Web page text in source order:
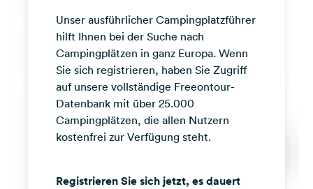
Media
Facebook
Instagram
Unser ausführlicher Campingplatzführer
hilft Ihnen bei der Suche nach
Campingplätzen in ganz Europa. Wenn
Sie sich registrieren, haben Sie Zugriff
auf unsere vollständige Freeontour-
Datenbank mit über 25.000
Campingplätzen, die allen Nutzern
kostenfrei zur Verfügung steht.
Registrieren Sie sich jetzt, es dauert